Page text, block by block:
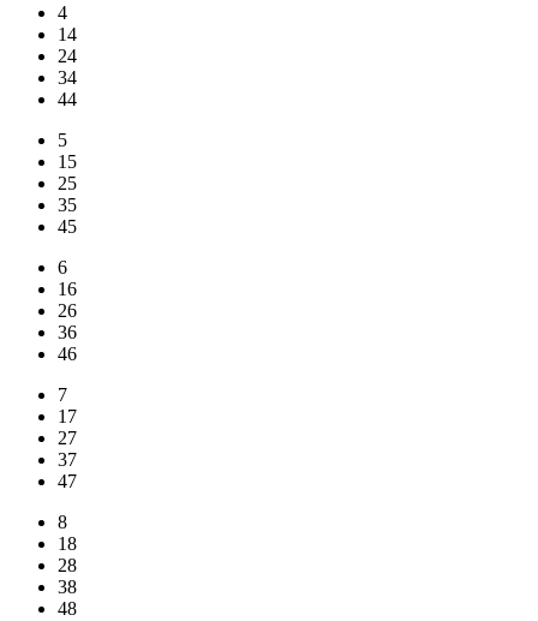
4
14
24
34
44
5
15
25
35
45
6
16
26
36
46
7
17
27
37
47
8
18
28
38
48